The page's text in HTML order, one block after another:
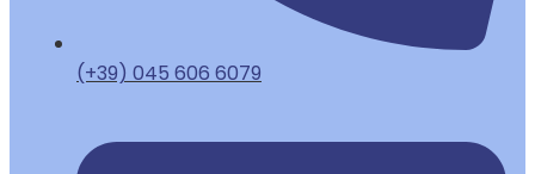
(+39) 045 606 6079